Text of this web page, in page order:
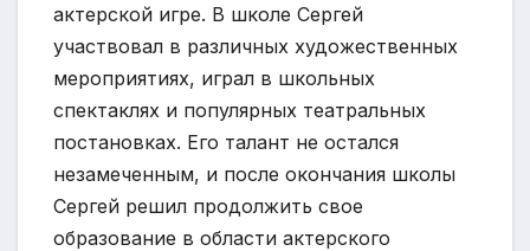
актерской игре. В школе Сергей
участвовал в различных художественных
мероприятиях, играл в школьных
спектаклях и популярных театральных
постановках. Его талант не остался
незамеченным, и после окончания школы
Сергей решил продолжить свое
образование в области актерского